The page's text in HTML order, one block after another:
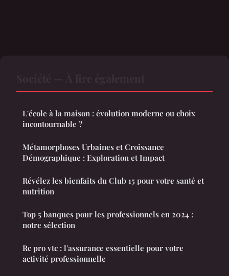
L'école à la maison : évolution moderne ou choix
incontournable ?
Métamorphoses Urbaines et Croissance
Démographique : Exploration et Impact
Révélez les bienfaits du Club 15 pour votre santé et
nutrition
Top 5 banques pour les professionnels en 2024 :
notre sélection
Rc pro vtc : l'assurance essentielle pour votre
activité professionnelle